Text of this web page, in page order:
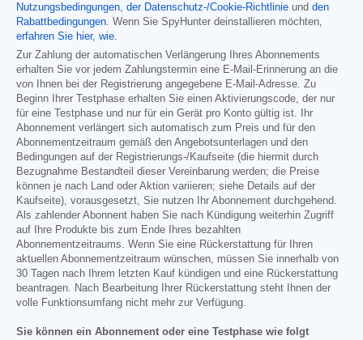
Nutzungsbedingungen, der Datenschutz-/Cookie-Richtlinie und den
Rabattbedingungen. Wenn Sie SpyHunter deinstallieren möchten,
erfahren Sie hier, wie.
Zur Zahlung der automatischen Verlängerung Ihres Abonnements
erhalten Sie vor jedem Zahlungstermin eine E-Mail-Erinnerung an die
von Ihnen bei der Registrierung angegebene E-Mail-Adresse. Zu
Beginn Ihrer Testphase erhalten Sie einen Aktivierungscode, der nur
für eine Testphase und nur für ein Gerät pro Konto gültig ist. Ihr
Abonnement verlängert sich automatisch zum Preis und für den
Abonnementzeitraum gemäß den Angebotsunterlagen und den
Bedingungen auf der Registrierungs-/Kaufseite (die hiermit durch
Bezugnahme Bestandteil dieser Vereinbarung werden; die Preise
können je nach Land oder Aktion variieren; siehe Details auf der
Kaufseite), vorausgesetzt, Sie nutzen Ihr Abonnement durchgehend.
Als zahlender Abonnent haben Sie nach Kündigung weiterhin Zugriff
auf Ihre Produkte bis zum Ende Ihres bezahlten
Abonnementzeitraums. Wenn Sie eine Rückerstattung für Ihren
aktuellen Abonnementzeitraum wünschen, müssen Sie innerhalb von
30 Tagen nach Ihrem letzten Kauf kündigen und eine Rückerstattung
beantragen. Nach Bearbeitung Ihrer Rückerstattung steht Ihnen der
volle Funktionsumfang nicht mehr zur Verfügung.
Sie können ein Abonnement oder eine Testphase wie folgt